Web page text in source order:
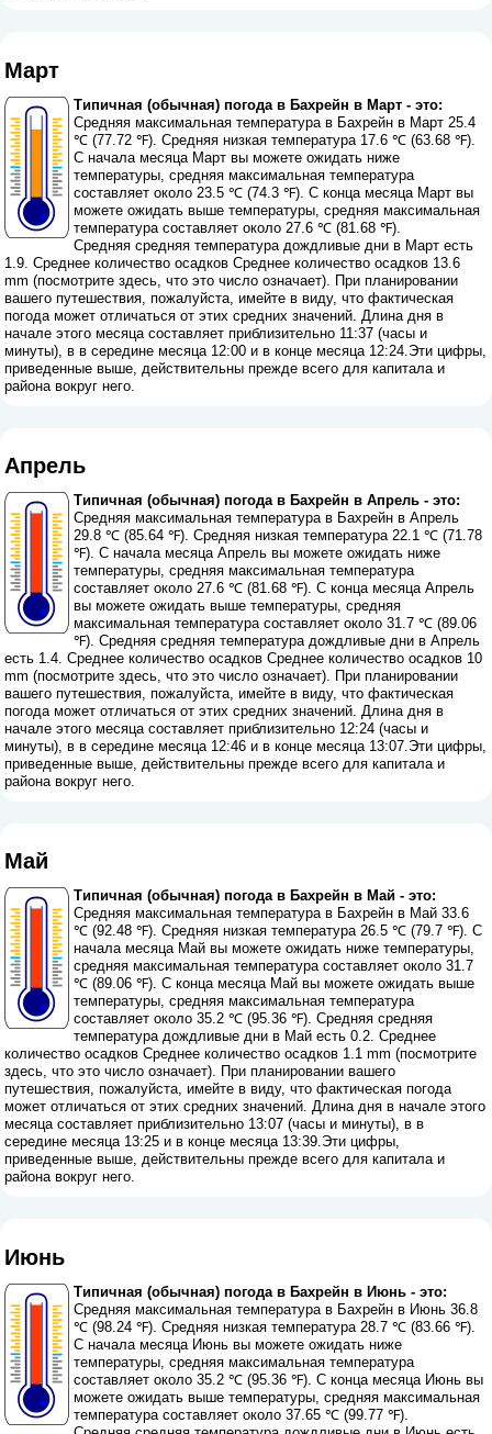
Март
Типичная (обычная) погода в Бахрейн в Март - это:
Средняя максимальная температура в Бахрейн в Март 25.4
℃ (77.72 ℉). Средняя низкая температура 17.6 ℃ (63.68 ℉).
С начала месяца Март вы можете ожидать ниже
температуры, средняя максимальная температура
составляет около 23.5 ℃ (74.3 ℉). С конца месяца Март вы
можете ожидать выше температуры, средняя максимальная
температура составляет около 27.6 ℃ (81.68 ℉).
Средняя средняя температура дождливые дни в Март есть
1.9. Среднее количество осадков Среднее количество осадков 13.6
mm (посмотрите здесь, что это число означает). При планировании
вашего путешествия, пожалуйста, имейте в виду, что фактическая
погода может отличаться от этих средних значений. Длина дня в
начале этого месяца составляет приблизительно 11:37 (часы и
минуты), в в середине месяца 12:00 и в конце месяца 12:24.Эти цифры,
приведенные выше, действительны прежде всего для капитала и
района вокруг него.
Апрель
Типичная (обычная) погода в Бахрейн в Апрель - это:
Средняя максимальная температура в Бахрейн в Апрель
29.8 ℃ (85.64 ℉). Средняя низкая температура 22.1 ℃ (71.78
℉). С начала месяца Апрель вы можете ожидать ниже
температуры, средняя максимальная температура
составляет около 27.6 ℃ (81.68 ℉). С конца месяца Апрель
вы можете ожидать выше температуры, средняя
максимальная температура составляет около 31.7 ℃ (89.06
℉). Средняя средняя температура дождливые дни в Апрель
есть 1.4. Среднее количество осадков Среднее количество осадков 10
mm (посмотрите здесь, что это число означает). При планировании
вашего путешествия, пожалуйста, имейте в виду, что фактическая
погода может отличаться от этих средних значений. Длина дня в
начале этого месяца составляет приблизительно 12:24 (часы и
минуты), в в середине месяца 12:46 и в конце месяца 13:07.Эти цифры,
приведенные выше, действительны прежде всего для капитала и
района вокруг него.
Май
Типичная (обычная) погода в Бахрейн в Май - это:
Средняя максимальная температура в Бахрейн в Май 33.6
℃ (92.48 ℉). Средняя низкая температура 26.5 ℃ (79.7 ℉). С
начала месяца Май вы можете ожидать ниже температуры,
средняя максимальная температура составляет около 31.7
℃ (89.06 ℉). С конца месяца Май вы можете ожидать выше
температуры, средняя максимальная температура
составляет около 35.2 ℃ (95.36 ℉). Средняя средняя
температура дождливые дни в Май есть 0.2. Среднее
количество осадков Среднее количество осадков 1.1 mm (посмотрите
здесь, что это число означает). При планировании вашего
путешествия, пожалуйста, имейте в виду, что фактическая погода
может отличаться от этих средних значений. Длина дня в начале этого
месяца составляет приблизительно 13:07 (часы и минуты), в в
середине месяца 13:25 и в конце месяца 13:39.Эти цифры,
приведенные выше, действительны прежде всего для капитала и
района вокруг него.
Июнь
Типичная (обычная) погода в Бахрейн в Июнь - это:
Средняя максимальная температура в Бахрейн в Июнь 36.8
℃ (98.24 ℉). Средняя низкая температура 28.7 ℃ (83.66 ℉).
С начала месяца Июнь вы можете ожидать ниже
температуры, средняя максимальная температура
составляет около 35.2 ℃ (95.36 ℉). С конца месяца Июнь вы
можете ожидать выше температуры, средняя максимальная
температура составляет около 37.65 ℃ (99.77 ℉).